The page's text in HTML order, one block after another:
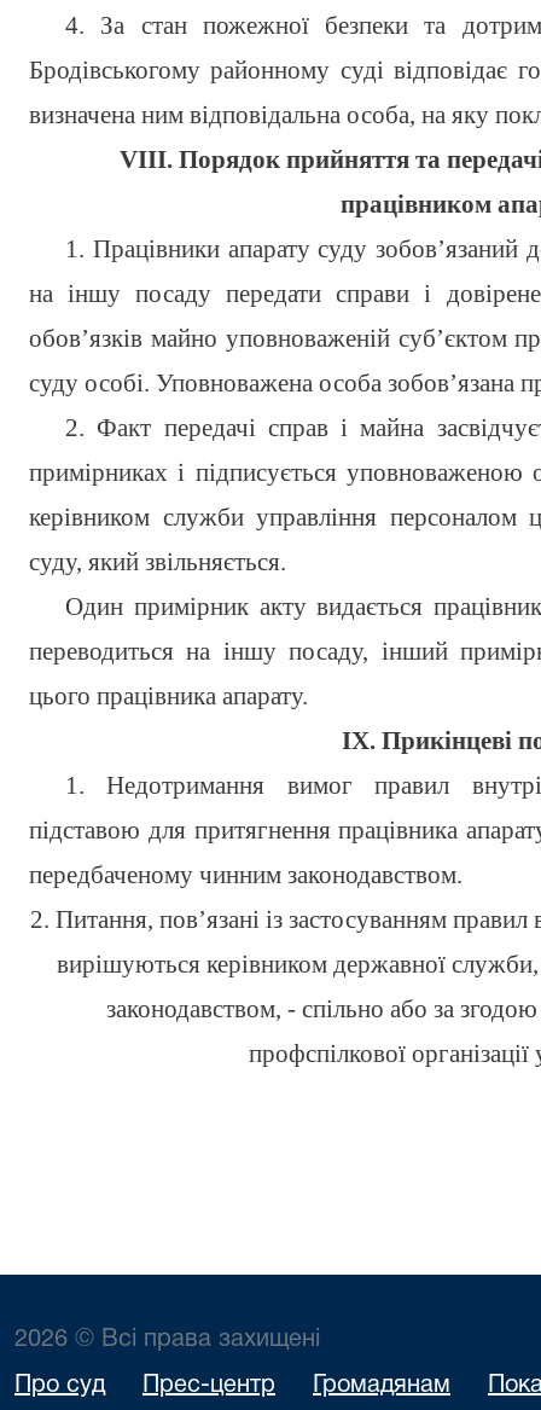
4. За стан пожежної безпеки та
Бродівськогому районному суді відповідає
визначена ним відповідальна особа, на яку
VIІI. Порядок прийняття та
працівником
1. Працівники апарату суду зобов’язаний
на іншу посаду передати справи і
обов’язків майно уповноваженій суб’єктом
суду особі. Уповноважена особа зобов’язана
2. Факт передачі справ і майна
примірниках і підписується уповноваженою
керівником служби управління персоналом
суду, який звільняється.
Один примірник акту видається
переводиться на іншу посаду, інший
цього працівника апарату.
ІХ. Прикінцеві
1. Недотримання вимог правил
підставою для притягнення працівника
передбаченому чинним законодавством.
2. Питання, пов’язані із застосуванням
вирішуються керівником державної
законодавством, - спільно або за
профспілкової організації
2026 © Всі права захищені
Про суд Прес-центр Громадянам